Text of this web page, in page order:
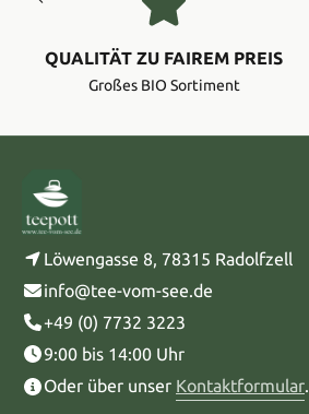
QUALITÄT ZU FAIREM PREIS
Großes BIO Sortiment
Löwengasse 8, 78315 Radolfzell
info@tee-vom-see.de
+49 (0) 7732 3223
9:00 bis 14:00 Uhr
Oder über unser Kontaktformular.